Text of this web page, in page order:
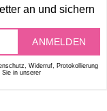
an und sichern
ANMELDEN
Widerruf, Protokollierung
in unserer